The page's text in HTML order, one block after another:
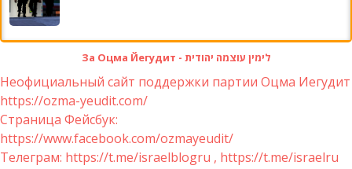
За Оцма Йегудит - לימין עוצמה יהודית
Неофициальный сайт поддержки партии Оцма Иегудит
https://ozma-yeudit.com/
Страница Фейсбук:
https://www.facebook.com/ozmayeudit/
Телеграм: https://t.me/israelblogru , https://t.me/israelru